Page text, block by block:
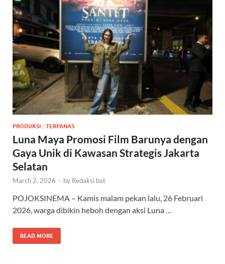
PRODUKSI / TERPANAS
Luna Maya Promosi Film Barunya dengan
Gaya Unik di Kawasan Strategis Jakarta
Selatan
March 2, 2026 - by Redaksi bat
POJOKSINEMA – Kamis malam pekan lalu, 26 Februari
2026, warga dibikin heboh dengan aksi Luna …
READ MORE